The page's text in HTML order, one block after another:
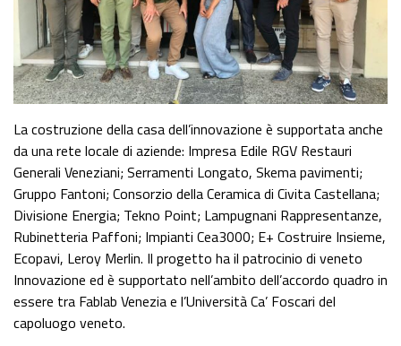
La costruzione della casa dell’innovazione è supportata anche
da una rete locale di aziende: Impresa Edile RGV Restauri
Generali Veneziani; Serramenti Longato, Skema pavimenti;
Gruppo Fantoni; Consorzio della Ceramica di Civita Castellana;
Divisione Energia; Tekno Point; Lampugnani Rappresentanze,
Rubinetteria Paffoni; Impianti Cea3000; E+ Costruire Insieme,
Ecopavi, Leroy Merlin. Il progetto ha il patrocinio di veneto
Innovazione ed è supportato nell’ambito dell’accordo quadro in
essere tra Fablab Venezia e l’Università Ca’ Foscari del
capoluogo veneto.